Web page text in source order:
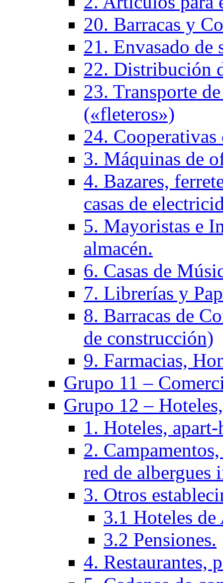
20. Barracas y
21. Envasado de
22. Distribución
23. Transporte
(«fleteros»)
24. Cooperativas
3. Máquinas de
4. Bazares,
casas de
5. Mayoristas e
almacén.
6. Casas de
7. Librerías y
8. Barracas de
de construcción)
9. Farmacias,
Grupo 11 –
Grupo 12 –
1. Hoteles,
2.
red de albergues
3. Otros
3.1 Hoteles
3.2 Pensiones.
4. Restaurantes,